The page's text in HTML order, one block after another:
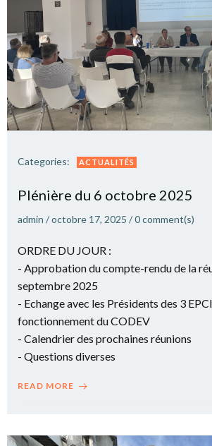
Categories: ACTUALITÉS
Plé­nière du 6 octobre 2025
admin /octobre 17, 2025 /0comment(s)
ORDRE DU JOUR :
- Approbation du compte-rendu de la
septembre 2025
- Echange avec les Présidents des 3
fonctionnement du CODEV
- Calendrier des prochaines réunions
- Questions diverses
READ MORE